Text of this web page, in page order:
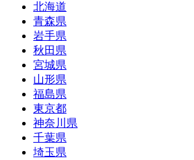
北海道
青森県
岩手県
秋田県
宮城県
山形県
福島県
東京都
神奈川県
千葉県
埼玉県